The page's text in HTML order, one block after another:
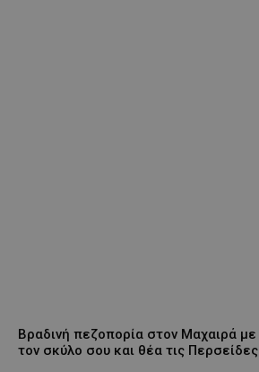
Βραδινή πεζοπορία στον Μαχαιρά με
τον σκύλο σου και θέα τις Περσείδες